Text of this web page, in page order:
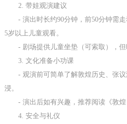
2. 带娃观演建议
- 演出时长约90分钟，前50分钟需
5岁以上儿童观看。
- 剧场提供儿童坐垫（可索取），但
3. 文化准备小功课
- 观演前可简单了解敦煌历史、张
浸。
- 演出后如有兴趣，推荐阅读《敦
4. 安全与礼仪